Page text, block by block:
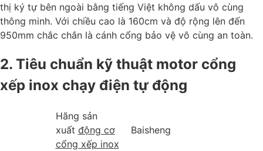
thị ký tự bên ngoài bằng tiếng Việt không dấu vô cùng
thông minh. Với chiều cao là 160cm và độ rộng lên đến
950mm chắc chắn là cánh cổng bảo vệ vô cùng an toàn.
2. Tiêu chuẩn kỹ thuật motor cổng
xếp inox chạy điện tự động
Hãng sản
xuất động cơ
cổng xếp inox
Baisheng